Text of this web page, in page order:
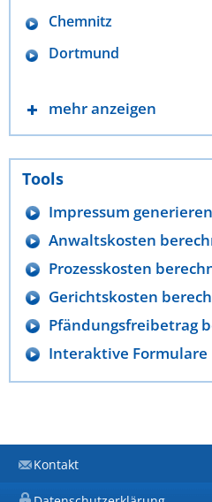
Chemnitz
Dortmund
mehr anzeigen
Tools
Impressum generieren
Anwaltskosten
Prozesskosten
Gerichtskosten
Pfändungsfreibetrag
Interaktive Formulare
Kontakt